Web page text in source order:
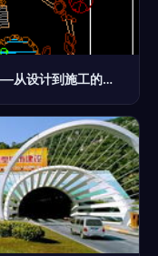
私家庭园绿化设计图纸免费下载指南——从设计到施工的全流程解析